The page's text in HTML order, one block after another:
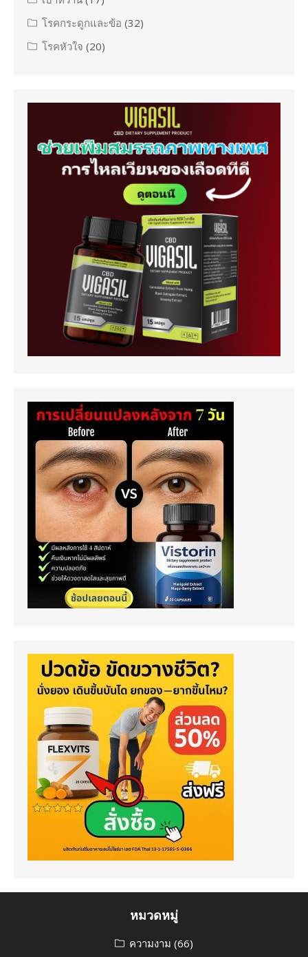
โรคกระดูกและข้อ (32)
โรคหัวใจ (20)
หมวดหมู่
ความงาม (66)